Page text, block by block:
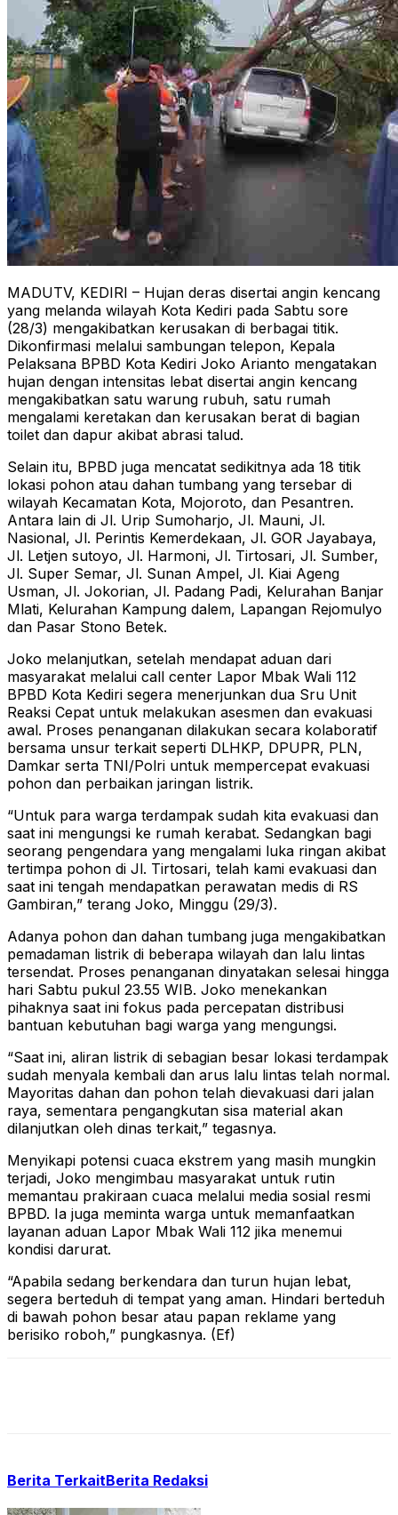
MADUTV, KEDIRI – Hujan deras disertai angin kencang
yang melanda wilayah Kota Kediri pada Sabtu sore
(28/3) mengakibatkan kerusakan di berbagai titik.
Dikonfirmasi melalui sambungan telepon, Kepala
Pelaksana BPBD Kota Kediri Joko Arianto mengatakan
hujan dengan intensitas lebat disertai angin kencang
mengakibatkan satu warung rubuh, satu rumah
mengalami keretakan dan kerusakan berat di bagian
toilet dan dapur akibat abrasi talud.
Selain itu, BPBD juga mencatat sedikitnya ada 18 titik
lokasi pohon atau dahan tumbang yang tersebar di
wilayah Kecamatan Kota, Mojoroto, dan Pesantren.
Antara lain di Jl. Urip Sumoharjo, Jl. Mauni, Jl.
Nasional, Jl. Perintis Kemerdekaan, Jl. GOR Jayabaya,
Jl. Letjen sutoyo, Jl. Harmoni, Jl. Tirtosari, Jl. Sumber,
Jl. Super Semar, Jl. Sunan Ampel, Jl. Kiai Ageng
Usman, Jl. Jokorian, Jl. Padang Padi, Kelurahan Banjar
Mlati, Kelurahan Kampung dalem, Lapangan Rejomulyo
dan Pasar Stono Betek.
Joko melanjutkan, setelah mendapat aduan dari
masyarakat melalui call center Lapor Mbak Wali 112
BPBD Kota Kediri segera menerjunkan dua Sru Unit
Reaksi Cepat untuk melakukan asesmen dan evakuasi
awal. Proses penanganan dilakukan secara kolaboratif
bersama unsur terkait seperti DLHKP, DPUPR, PLN,
Damkar serta TNI/Polri untuk mempercepat evakuasi
pohon dan perbaikan jaringan listrik.
“Untuk para warga terdampak sudah kita evakuasi dan
saat ini mengungsi ke rumah kerabat. Sedangkan bagi
seorang pengendara yang mengalami luka ringan akibat
tertimpa pohon di Jl. Tirtosari, telah kami evakuasi dan
saat ini tengah mendapatkan perawatan medis di RS
Gambiran,” terang Joko, Minggu (29/3).
Adanya pohon dan dahan tumbang juga mengakibatkan
pemadaman listrik di beberapa wilayah dan lalu lintas
tersendat. Proses penanganan dinyatakan selesai hingga
hari Sabtu pukul 23.55 WIB. Joko menekankan
pihaknya saat ini fokus pada percepatan distribusi
bantuan kebutuhan bagi warga yang mengungsi.
“Saat ini, aliran listrik di sebagian besar lokasi terdampak
sudah menyala kembali dan arus lalu lintas telah normal.
Mayoritas dahan dan pohon telah dievakuasi dari jalan
raya, sementara pengangkutan sisa material akan
dilanjutkan oleh dinas terkait,” tegasnya.
Menyikapi potensi cuaca ekstrem yang masih mungkin
terjadi, Joko mengimbau masyarakat untuk rutin
memantau prakiraan cuaca melalui media sosial resmi
BPBD. Ia juga meminta warga untuk memanfaatkan
layanan aduan Lapor Mbak Wali 112 jika menemui
kondisi darurat.
“Apabila sedang berkendara dan turun hujan lebat,
segera berteduh di tempat yang aman. Hindari berteduh
di bawah pohon besar atau papan reklame yang
berisiko roboh,” pungkasnya. (Ef)
Berita TerkaitBerita Redaksi